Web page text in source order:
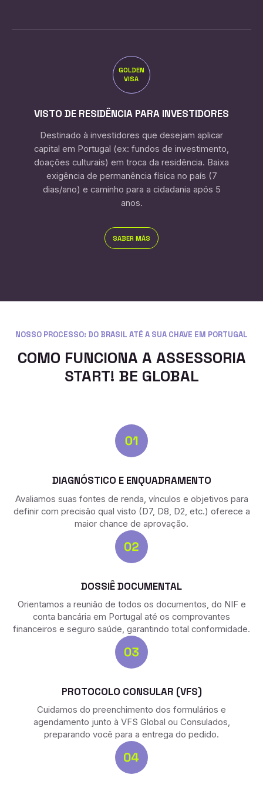
GOLDEN
VISA
VISTO DE RESIDÊNCIA PARA INVESTIDORES
Destinado à investidores que desejam aplicar
capital em Portugal (ex: fundos de investimento,
doações culturais) em troca da residência. Baixa
exigência de permanência física no país (7
dias/ano) e caminho para a cidadania após 5
anos.
SABER MÁS
NOSSO PROCESSO: DO BRASIL ATÉ A SUA CHAVE EM PORTUGAL
COMO FUNCIONA A ASSESSORIA
START! BE GLOBAL
DIAGNÓSTICO E ENQUADRAMENTO
Avaliamos suas fontes de renda, vínculos e objetivos para
definir com precisão qual visto (D7, D8, D2, etc.) oferece a
maior chance de aprovação.
DOSSIÊ DOCUMENTAL
Orientamos a reunião de todos os documentos, do NIF e
conta bancária em Portugal até os comprovantes
financeiros e seguro saúde, garantindo total conformidade.
PROTOCOLO CONSULAR (VFS)
Cuidamos do preenchimento dos formulários e
agendamento junto à VFS Global ou Consulados,
preparando você para a entrega do pedido.